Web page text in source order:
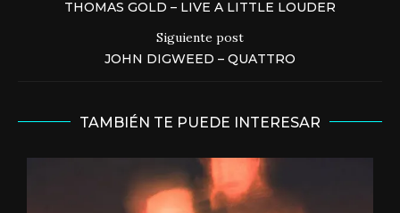
THOMAS GOLD – LIVE A LITTLE LOUDER
Siguiente post
JOHN DIGWEED – QUATTRO
TAMBIÉN TE PUEDE INTERESAR